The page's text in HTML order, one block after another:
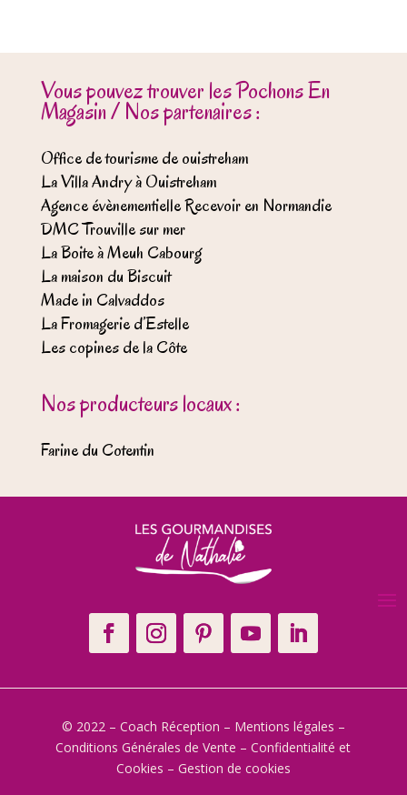
Vous pouvez trouver les Pochons En
Magasin / Nos partenaires :
Office de tourisme de ouistreham
La Villa Andry à Ouistreham
Agence évènementielle Recevoir en Normandie
DMC Trouville sur mer
La Boite à Meuh Cabourg
La maison du Biscuit
Made in Calvaddos
La Fromagerie d’Estelle
Les copines de la Côte
Nos producteurs locaux :
Farine du Cotentin
© 2022 – Coach Réception – Mentions légales –
Conditions Générales de Vente –Confidentialité et
Cookies – Gestion de cookies